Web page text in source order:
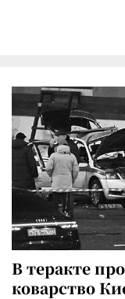
В теракте
коварство